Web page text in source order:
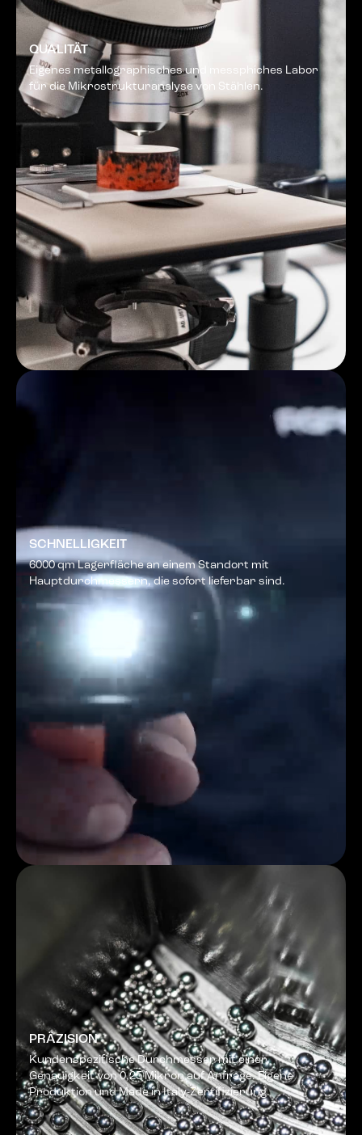
QUALITÄT
Eigenes metallographisches und messphiches Labor
für die Mikrostrukturanalyse von Stählen.
SCHNELLIGKEIT
6000 qm Lagerfläche an einem Standort mit
Hauptdurchmessern, die sofort lieferbar sind.
PRÄZISION
Kundenspezifische Durchmesser mit einer
Genauigkeit von 0,25 Mikron auf Anfrage. Eigene
Produktion und Made in Italy-Zertifizierung.